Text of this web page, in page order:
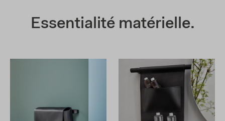
Essentialité matérielle.